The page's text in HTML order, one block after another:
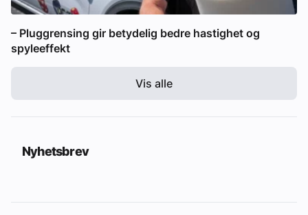
– Pluggrensing gir betydelig bedre hastighet og
spyleeffekt
Vis alle
Nyhetsbrev